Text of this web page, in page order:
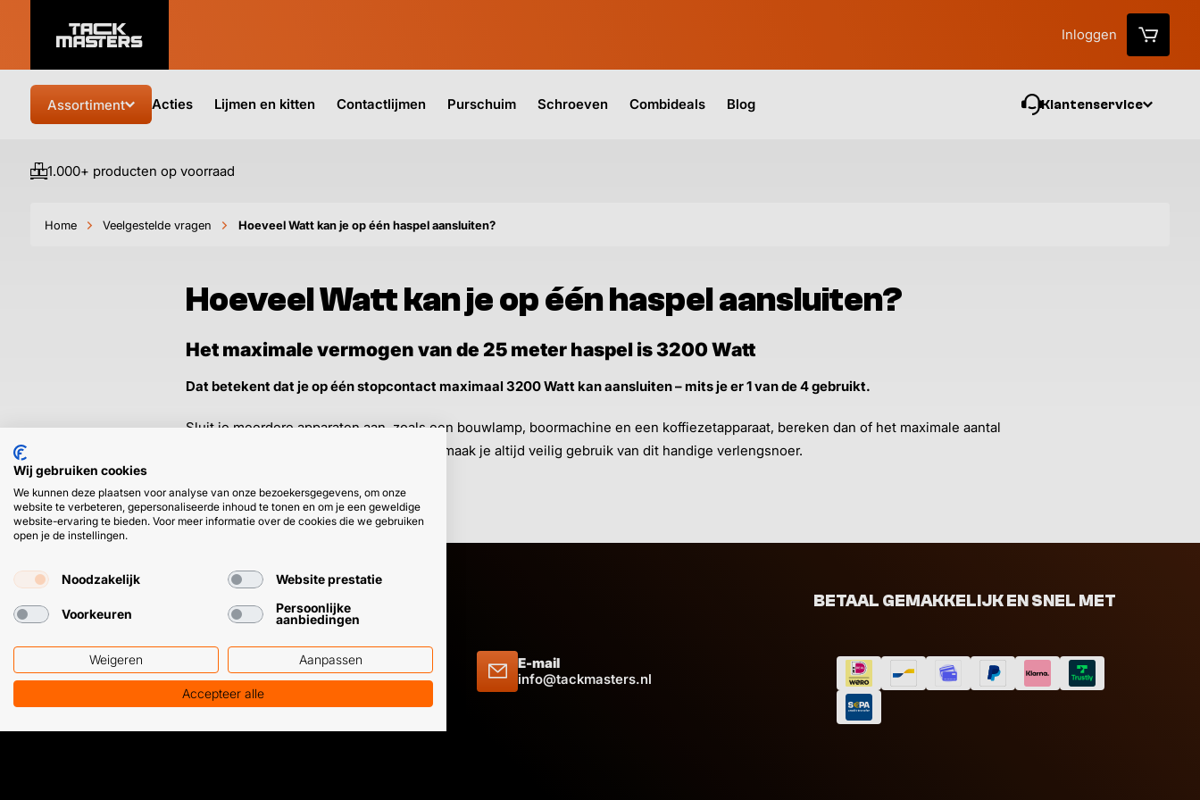
Inloggen
Assortiment Acties Lijmen en kitten Contactlijmen Purschuim Schroeven Combideals Blog Klantenservice
1.000+ producten op voorraad
Home Veelgestelde vragen Hoeveel Watt kan je op één haspel aansluiten?
Hoeveel Watt kan je op één haspel aansluiten?
Het maximale vermogen van de 25 meter haspel is 3200 Watt
Dat betekent dat je op één stopcontact maximaal 3200 Watt kan aansluiten – mits je er 1 van de 4 gebruikt.
Sluit je meerdere apparaten aan, zoals een bouwlamp, boormachine en een koffiezetapparaat, bereken dan of het maximale aantal
Watt onder de 3200 komt. Op die manier maak je altijd veilig gebruik van dit handige verlengsnoer.
HULP OF ADVIES NODIG?
Klantenservice
+31 (0) 85 303 7224
WhatsApp
+31 (0) 6 11 12 09 51
E-mail
info@tackmasters.nl
BETAAL GEMAKKELIJK EN SNEL MET
Wij gebruiken cookies
We kunnen deze plaatsen voor analyse van onze bezoekersgegevens, om onze
website te verbeteren, gepersonaliseerde inhoud te tonen en om je een geweldige
website-ervaring te bieden. Voor meer informatie over de cookies die we gebruiken
open je de instellingen.
Noodzakelijk Website prestatie
Voorkeuren
Persoonlijke
aanbiedingen
Weigeren Aanpassen
Accepteer alle